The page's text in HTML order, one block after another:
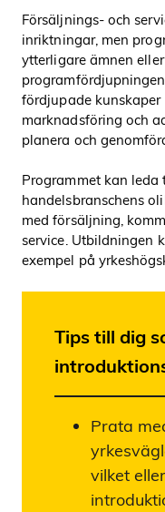
Försäljnings- och
inriktningar, men
ytterligare ämnen
fördjupade kunskaper
marknadsföring och
planera och
Programmet kan
handelsbranschens
med försäljning,
service. Utbildningen
exempel på
Tips till dig
Prata
vilket